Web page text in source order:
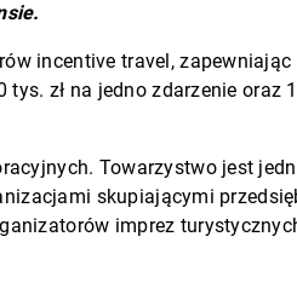
incentive travel,
zł na jedno zdarzenie oraz
Towarzystwo jest
skupiającymi
imprez